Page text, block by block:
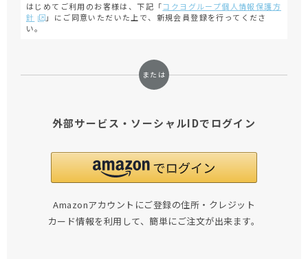
はじめてご利用のお客様は、下記「コクヨグループ個人情報保護方
針
」にご同意いただいた上で、新規会員登録を行ってくださ
い。
外部サービス・ソーシャルIDでログイン
Amazonアカウントにご登録の住所・クレジット
カード情報を利用して、簡単にご注文が出来ます。